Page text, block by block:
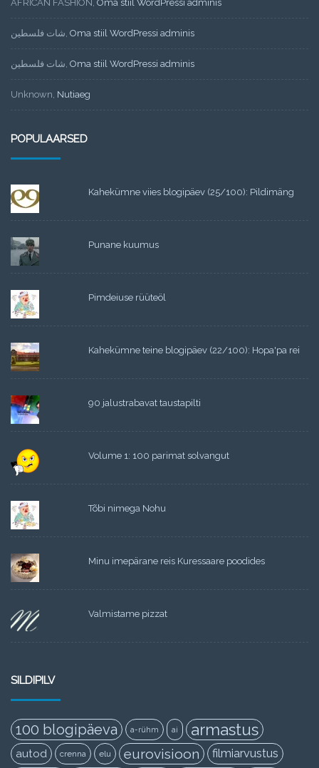
AFRICAN FASHION Oma stiil WordPressi adminis
شات فلسطين Oma stiil WordPressi adminis
شات فلسطين Oma stiil WordPressi adminis
Unknown Nutiaeg
POPULAARSED
Kahekümne viies blogipäev (25/100): Pildimäng
Punane kuumus
Pimdeiuse rüüteöl
Kahekümne teine blogipäev (22/100): Hopa'pa rei
90 jalustrabavat taustapilti
Volume 1: 100 parimat solvangut
Tõbi nimega Nohu
Minu imepärane reis Kuressaare poodides
Valmistame pizzat
SILDIPILV
100 blogipäeva a-rühm ai armastus
autod crenna elu eurovisioon filmiarvustus